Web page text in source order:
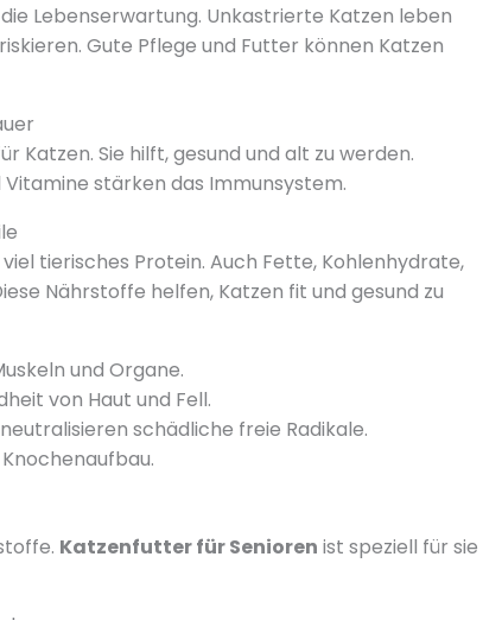
Lebenserwartung. Unkastrierte Katzen leben
Gute Pflege und Futter können Katzen
Katzen. Sie hilft, gesund und alt zu werden.
stärken das Immunsystem.
tierisches Protein. Auch Fette, Kohlenhydrate,
Nährstoffe helfen, Katzen fit und gesund zu
und Organe.
von Haut und Fell.
schädliche freie Radikale.
Katzenfutter für Senioren ist speziell für sie